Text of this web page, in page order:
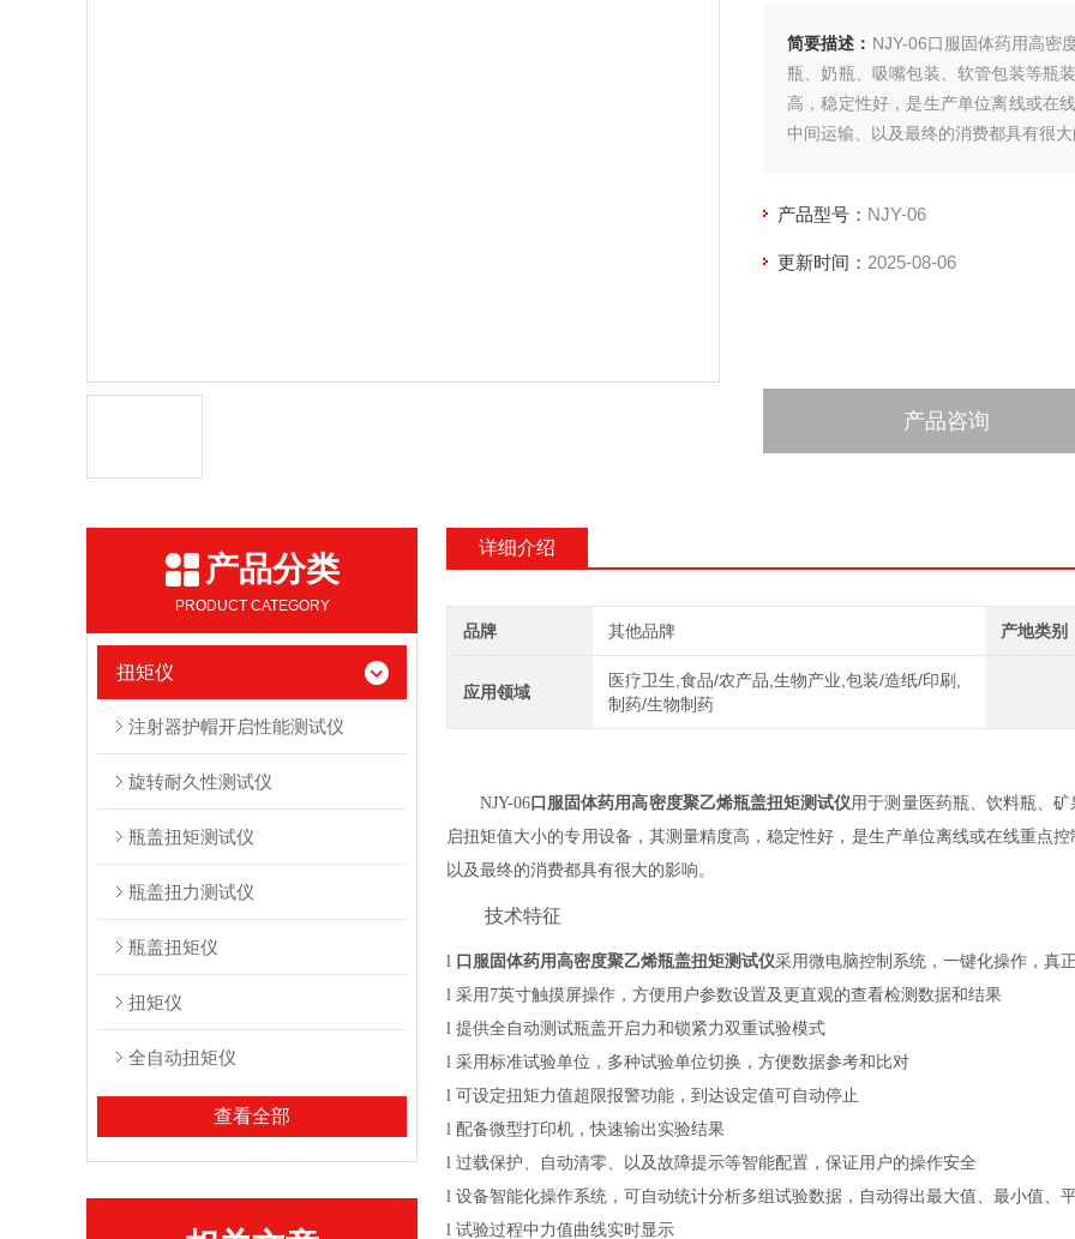
简要描述： NJY-06口服固体药用高密
瓶、奶瓶、吸嘴包装、软管包装等瓶
高，稳定性好，是生产单位离线或在
中间运输、以及最终的消费都具有很
产品型号： NJY-06
更新时间： 2025-08-06
产品咨询
产品分类
PRODUCT CATEGORY
扭矩仪
注射器护帽开启性能测试仪
旋转耐久性测试仪
瓶盖扭矩测试仪
瓶盖扭力测试仪
瓶盖扭矩仪
扭矩仪
全自动扭矩仪
查看全部
详细介绍
品牌 其他品牌 产地类别
应用领域
医疗卫生,食品/农产品,生物产业,包装/造纸/印刷,
制药/生物制药
NJY-06 口服固体药用高密度聚乙烯瓶盖扭矩测试仪用于测量医药瓶、饮料瓶、
启扭矩值大小的专用设备，其测量精度高，稳定性好，是生产单位离线或在线重点
以及最终的消费都具有很大的影响。
技术特征
l 口服固体药用高密度聚乙烯瓶盖扭矩测试仪采用微电脑控制系统， 一键化操作，真
l 采用 7英寸触摸屏操作，方便用户参数设置及更直观的查看检测数据和结果
l 提供全自动测试瓶盖开启力和锁紧力双重试验模式
l 采用标准试验单位， 多种试验单位切换， 方便数据参考和比对
l 可设定扭矩力值超限报警功能 ， 到达设定值可自动停止
l 配备微型打印机，快速输出实验结果
l 过载保护、自动清零、以及故障提示等智能配置，保证用户的操作安全
l 设备智能化操作系统，可自动统计分析多组试验数据，自动得出最大值、最小值、
l 试验过程中力值曲线实时显示